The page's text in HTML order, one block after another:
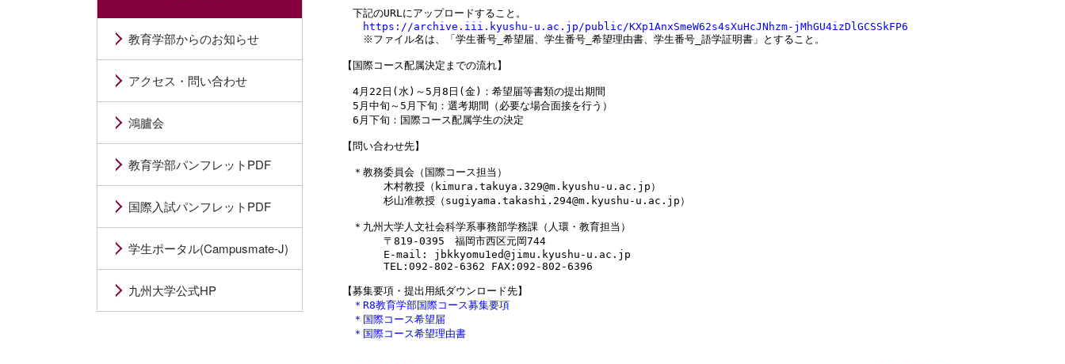
教育学部からのお知らせ
アクセス・問い合わせ
鴻臚会
教育学部パンフレットPDF
国際入試パンフレットPDF
学生ポータル(Campusmate-J)
九州大学公式HP
下記のURLにアップロードすること。
https://archive.iii.kyushu-u.ac.jp/public/KXp1AnxSmeW62s4sXuHcJNhzm-jMhGU4izDlGCSSkFP6
※ファイル名は、「学生番号_希望届、学生番号_希望理由書、学生番号_語学証明書」とすること。
【国際コース配属決定までの流れ】
4月22日(水)～5月8日(金)：希望届等書類の提出期間
5月中旬～5月下旬：選考期間（必要な場合面接を行う）
6月下旬：国際コース配属学生の決定
【問い合わせ先】
＊教務委員会（国際コース担当）
木村教授（kimura.takuya.329@m.kyushu-u.ac.jp）
杉山准教授（sugiyama.takashi.294@m.kyushu-u.ac.jp）
＊九州大学人文社会科学系事務部学務課（人環・教育担当）
〒819-0395　福岡市西区元岡744
E-mail: jbkkyomu1ed@jimu.kyushu-u.ac.jp
TEL:092-802-6362 FAX:092-802-6396
＊ R8教育学部国際コース募集要項
＊ 国際コース希望届
＊ 国際コース希望理由書